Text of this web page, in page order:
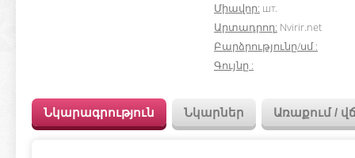
Միավոր: шт.
Արտադրող: Nvirir.net
Բարձրությունը/սմ:
Գույնը :
Նկարագրություն Նկարներ Առաքում /